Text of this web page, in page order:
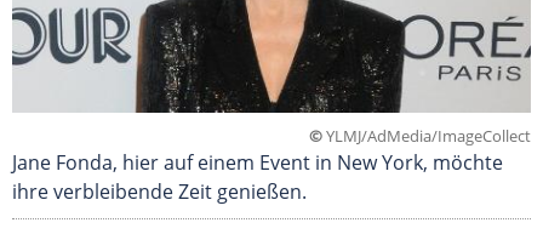
©YLMJ/AdMedia/ImageCollect
Jane Fonda, hier auf einem Event in New York, möchte
ihre verbleibende Zeit genießen.